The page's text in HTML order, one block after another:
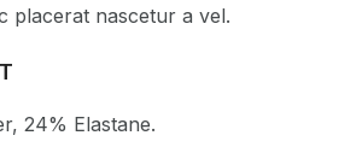
placerat nascetur a vel.
24% Elastane.